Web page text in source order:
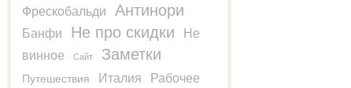
Фрескобальди Антинори
Банфи Не про скидки
Не
винное
Сайт Заметки
Путешествия Италия Рабочее